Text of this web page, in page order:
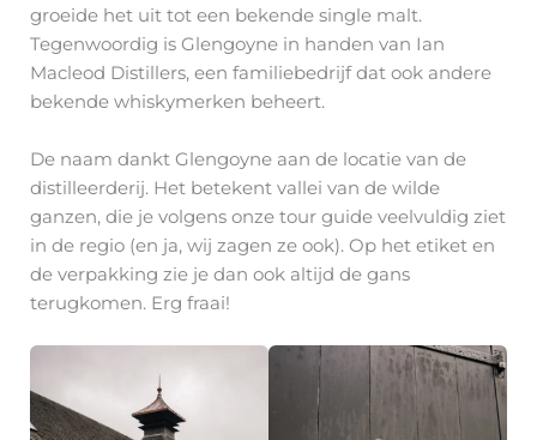
groeide het uit tot een bekende single malt.
Tegenwoordig is Glengoyne in handen van Ian
Macleod Distillers, een familiebedrijf dat ook andere
bekende whiskymerken beheert.
De naam dankt Glengoyne aan de locatie van de
distilleerderij. Het betekent vallei van de wilde
ganzen, die je volgens onze tour guide veelvuldig ziet
in de regio (en ja, wij zagen ze ook). Op het etiket en
de verpakking zie je dan ook altijd de gans
terugkomen. Erg fraai!